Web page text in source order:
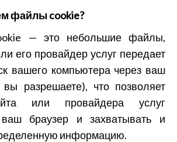
файлы cookie?
— это небольшие файлы,
его провайдер услуг передает
вашего компьютера через ваш
вы разрешаете), что позволяет
или провайдера услуг
ваш браузер и захватывать и
информацию.